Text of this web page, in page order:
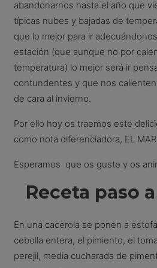
abandonarnos hasta el año que
típicas nubes y bajadas de
que lo mejor para ir
estación (que aunque no por
temperatura) lo mejor será ir
contundentes y que nos
de cara al invierno.
Por ello hoy os traemos este
como nota diferenciadora, EL
Esperamos que os guste y os
Receta paso
En una cacerola se ponen a
cebolla entera, el pimiento, el
perejil, media cucharada de